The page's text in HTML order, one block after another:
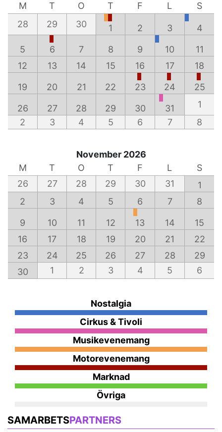
M
T O T F L
S
28
29 30 1 2 3 4
5 6 7 8 9 10
11
12
13 14 15 16 17 18
19 20 21 22 23 24 25
26 27 28 29 30 31
1
2
3 4 5 6 7 8
November 2026
M
T O T F L
S
26
27 28 29 30 31
1
2
3 4 5 6 7 8
9 10 11 12 13 14
15
16
17 18 19 20 21
22
23
24 25 26 27 28
29
30
1 2 3 4 5 6
Nostalgia
Cirkus & Tivoli
Musikevenemang
Motorevenemang
Marknad
Övriga
SAMARBETSPARTNERS